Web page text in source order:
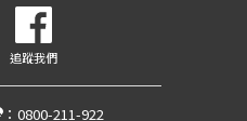
追蹤我們
： 0800-211-922